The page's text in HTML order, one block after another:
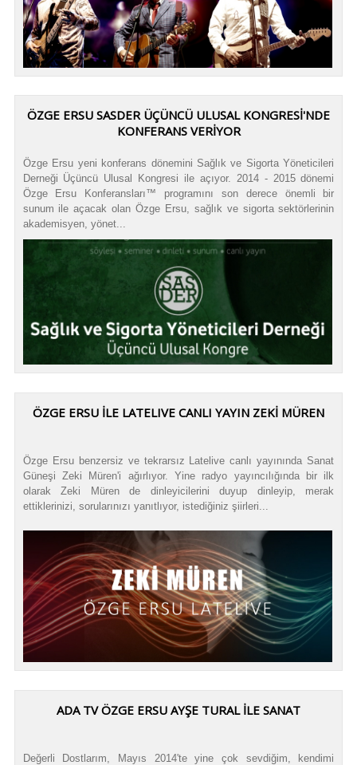
ÖZGE ERSU SASDER ÜÇÜNCÜ ULUSAL KONGRESİ'NDE
KONFERANS VERİYOR
Özge Ersu yeni konferans dönemini Sağlık ve Sigorta Yöneticileri
Derneği Üçüncü Ulusal Kongresi ile açıyor. 2014 - 2015 dönemi
Özge Ersu Konferansları™ programını son derece önemli bir
sunum ile açacak olan Özge Ersu, sağlık ve sigorta sektörlerinin
akademisyen, yönet...
ÖZGE ERSU İLE LATELIVE CANLI YAYIN ZEKİ MÜREN
Özge Ersu benzersiz ve tekrarsız Latelive canlı yayınında Sanat
Güneşi Zeki Müren'i ağırlıyor. Yine radyo yayıncılığında bir ilk
olarak Zeki Müren de dinleyicilerini duyup dinleyip, merak
ettiklerinizi, sorularınızı yanıtlıyor, istediğiniz şiirleri...
ADA TV ÖZGE ERSU AYŞE TURAL İLE SANAT
Değerli Dostlarım, Mayıs 2014'te yine çok sevdiğim, kendimi